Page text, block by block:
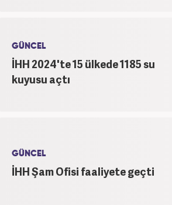
GÜNCEL
İHH 2024'te 15 ülkede 1185 su
kuyusu açtı
GÜNCEL
İHH Şam Ofisi faaliyete geçti